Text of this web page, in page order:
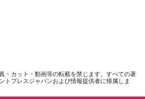
・カット・動画等の転載を禁じます。すべての著
トプレスジャパンおよび情報提供者に帰属しま